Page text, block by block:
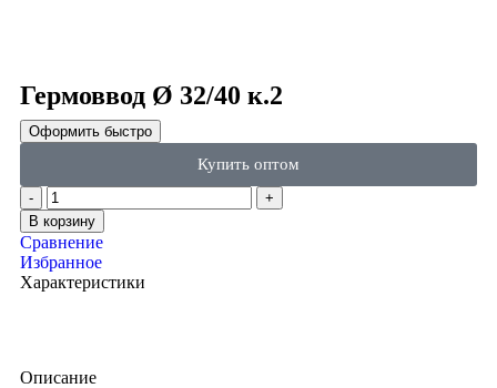
Гермоввод Ø 32/40 к.2
Оформить быстро
Купить оптом
В корзину
Сравнение
Избранное
Характеристики
Описание